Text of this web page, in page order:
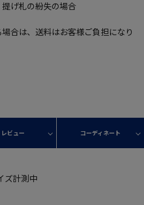
げ札の紛失の場合
合は、送料はお客様ご負担になり
レビュー コーディネート
ズ計測中